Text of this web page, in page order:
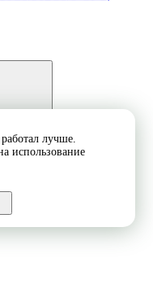
лучше.
использование